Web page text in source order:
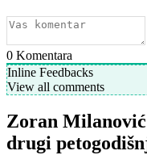
0 Komentara
Inline Feedbacks
View all comments
Zoran
drugi